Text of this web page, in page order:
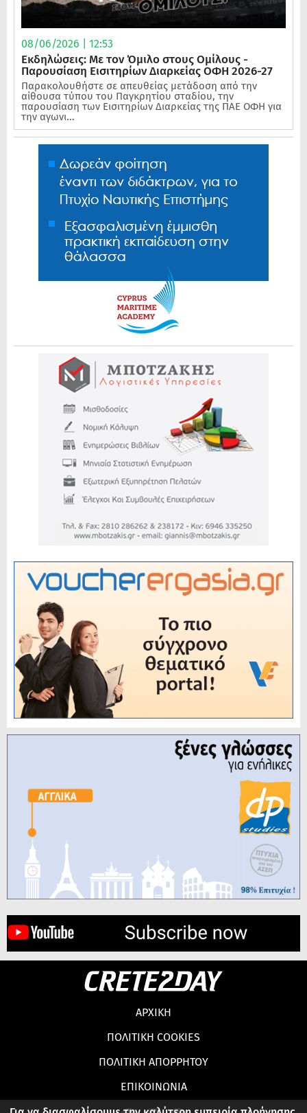
08/06/2026 | 12:53
Εκδηλώσεις: Με τον Όμιλο στους Ομίλους -
Παρουσίαση Εισιτηρίων Διαρκείας ΟΦΗ 2026-27
Παρακολουθήστε σε απευθείας μετάδοση από την
αίθουσα τύπου του Παγκρητίου σταδίου, την
παρουσίαση των Εισιτηρίων Διαρκείας της ΠΑΕ ΟΦΗ για
την αγωνι...
ΑΡΧΙΚΗ
ΠΟΛΙΤΙΚΗ COOKIES
ΠΟΛΙΤΙΚΗ ΑΠΟΡΡΗΤΟΥ
ΕΠΙΚΟΙΝΩΝΙΑ